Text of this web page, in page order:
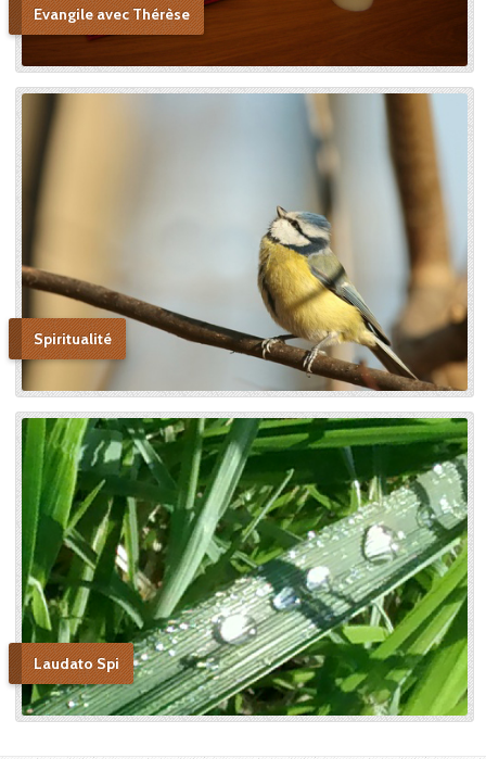
Evangile avec Thérèse
Spiritualité
Laudato Spi